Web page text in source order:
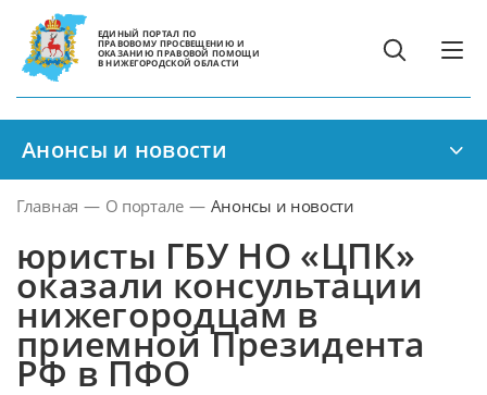
ЕДИНЫЙ ПОРТАЛ ПО
ПРАВОВОМУ ПРОСВЕЩЕНИЮ И
ОКАЗАНИЮ ПРАВОВОЙ ПОМОЩИ
В НИЖЕГОРОДСКОЙ ОБЛАСТИ
Анонсы и новости
Главная — О портале — Анонсы и новости
юристы ГБУ НО «ЦПК»
оказали консультации
нижегородцам в
приемной Президента
РФ в ПФО